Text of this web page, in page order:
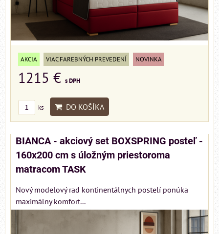
AKCIA VIAC FAREBNÝCH PREVEDENÍ NOVINKA
1215 € s DPH
ks DO KOŠÍKA
BIANCA - akciový set BOXSPRING posteľ -
160x200 cm s úložným priestoroma
matracom TASK
Nový modelový rad kontinentálnych postelí ponúka
maximálny komfort...